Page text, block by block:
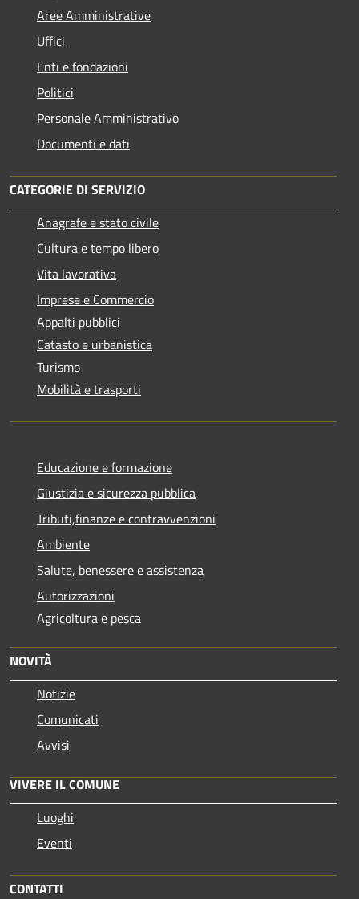
Aree Amministrative
Uffici
Enti e fondazioni
Politici
Personale Amministrativo
Documenti e dati
CATEGORIE DI SERVIZIO
Anagrafe e stato civile
Cultura e tempo libero
Vita lavorativa
Imprese e Commercio
Appalti pubblici
Catasto e urbanistica
Turismo
Mobilità e trasporti
Educazione e formazione
Giustizia e sicurezza pubblica
Tributi,finanze e contravvenzioni
Ambiente
Salute, benessere e assistenza
Autorizzazioni
Agricoltura e pesca
NOVITÀ
Notizie
Comunicati
Avvisi
VIVERE IL COMUNE
Luoghi
Eventi
CONTATTI